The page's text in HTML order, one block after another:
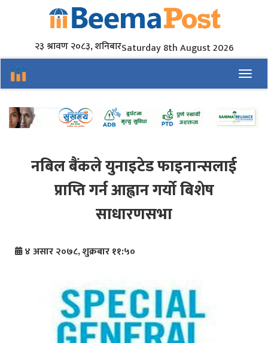
२३ श्रावण २०८३, शनिबारSaturday 8th August 2026
नबिल बैंकले युनाइटेड फाइनान्सलाई
प्राप्ति गर्न आह्वान गर्यो बिशेष
साधारणसभा
४ असार २०७८, शुक्रबार ११:५०